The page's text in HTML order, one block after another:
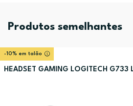
Produtos semelhantes
-10% em talão
HEADSET GAMING LOGITECH G733